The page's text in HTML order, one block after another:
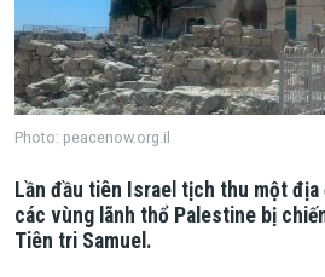
Photo: peacenow.org.il
Lần đầu tiên Israel tịch thu một
các vùng lãnh thổ Palestine bị
Tiên tri Samuel.